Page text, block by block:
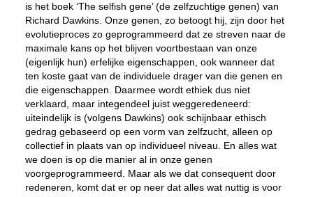
is het boek ‘The selfish gene’ (de zelfzuchtige genen) van
Richard Dawkins. Onze genen, zo betoogt hij, zijn door het
evolutieproces zo geprogrammeerd dat ze streven naar de
maximale kans op het blijven voortbestaan van onze
(eigenlijk hun) erfelijke eigenschappen, ook wanneer dat
ten koste gaat van de individuele drager van die genen en
die eigenschappen. Daarmee wordt ethiek dus niet
verklaard, maar integendeel juist weggeredeneerd:
uiteindelijk is (volgens Dawkins) ook schijnbaar ethisch
gedrag gebaseerd op een vorm van zelfzucht, alleen op
collectief in plaats van op individueel niveau. En alles wat
we doen is op die manier al in onze genen
voorgeprogrammeerd. Maar als we dat consequent door
redeneren, komt dat er op neer dat alles wat nuttig is voor